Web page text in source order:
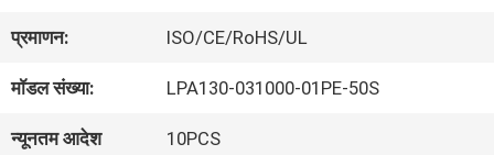
हमारे
बारे
प्रमाणन: ISO/CE/RoHS/UL
मॉडल संख्या: LPA130-031000-01PE-50S
न्यूनतम आदेश
10PCS